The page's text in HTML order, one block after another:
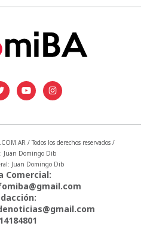
/ Todos los derechos reservados /
Juan Domingo Dib
Juan Domingo Dib
Comercial: